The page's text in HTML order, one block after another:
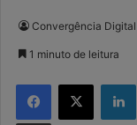
Convergência Digital
1 minuto de leitura